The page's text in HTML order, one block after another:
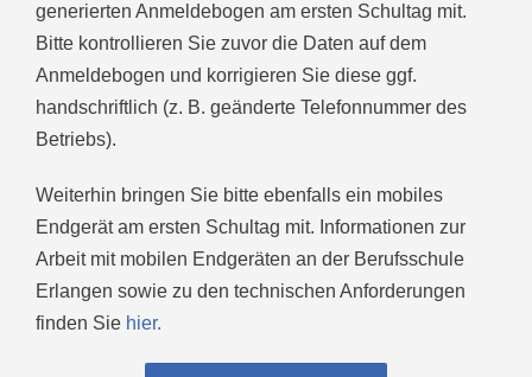
generierten Anmeldebogen am ersten Schultag mit.
Bitte kontrollieren Sie zuvor die Daten auf dem
Anmeldebogen und korrigieren Sie diese ggf.
handschriftlich (z. B. geänderte Telefonnummer des
Betriebs).
Weiterhin bringen Sie bitte ebenfalls ein mobiles
Endgerät am ersten Schultag mit. Informationen zur
Arbeit mit mobilen Endgeräten an der Berufsschule
Erlangen sowie zu den technischen Anforderungen
finden Sie hier.